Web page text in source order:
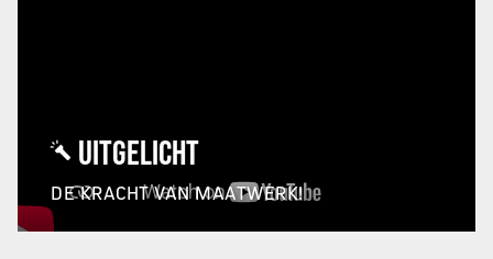
UITGELICHT
DE KRACHT VAN MAATWERK!